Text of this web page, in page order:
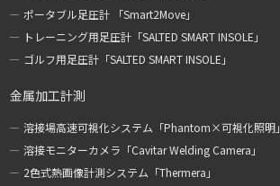
ポータブル足圧計 「Smart2Move」
トレーニング用足圧計「SALTED SMART INSOLE」
ゴルフ用足圧計「SALTED SMART INSOLE」
金属加工計測
溶接場高速可視化システム「Phantom×可視化照明」
溶接モニターカメラ「Cavitar Welding Camera」
2色式熱画像計測システム「Thermera」